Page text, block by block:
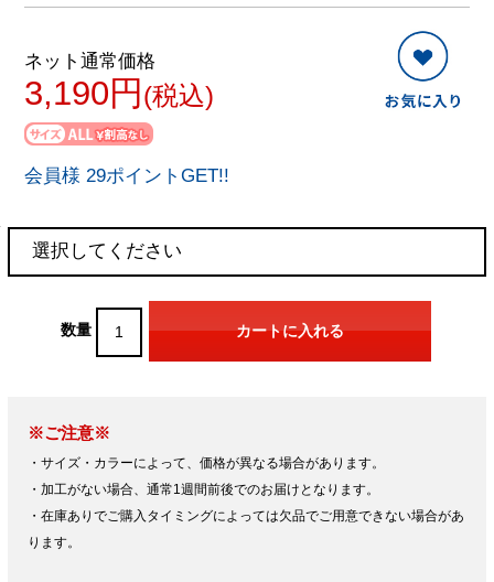
ネット通常価格
3,190円 (税込)
会員様 29ポイントGET!!
数量
※ご注意※
・サイズ・カラーによって、価格が異なる場合があります。
・加工がない場合、通常1週間前後でのお届けとなります。
・在庫ありでご購入タイミングによっては欠品でご用意できない場合があ
ります。